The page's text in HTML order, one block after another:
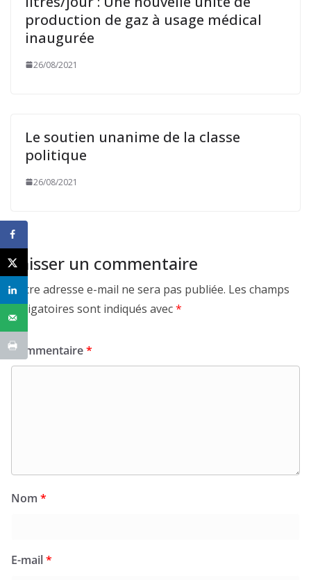
production de gaz à usage médical
inaugurée
26/08/2021
Le soutien unanime de la classe
politique
26/08/2021
Laisser un commentaire
Votre adresse e-mail ne sera pas publiée. Les champs
obligatoires sont indiqués avec*
Commentaire*
Nom *
E-mail*